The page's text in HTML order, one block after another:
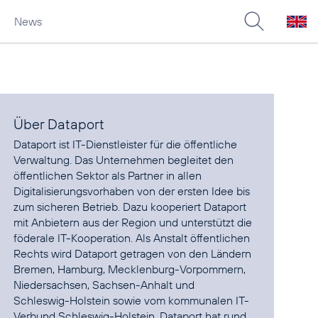
News
Über Dataport
Dataport ist IT-Dienstleister für die öffentliche
Verwaltung. Das Unternehmen begleitet den
öffentlichen Sektor als Partner in allen
Digitalisierungsvorhaben von der ersten Idee bis
zum sicheren Betrieb. Dazu kooperiert Dataport
mit Anbietern aus der Region und unterstützt die
föderale IT-Kooperation. Als Anstalt öffentlichen
Rechts wird Dataport getragen von den Ländern
Bremen, Hamburg, Mecklenburg-Vorpommern,
Niedersachsen, Sachsen-Anhalt und
Schleswig-Holstein sowie vom kommunalen IT-